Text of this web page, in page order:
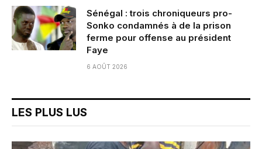
Sénégal : trois chroniqueurs pro-
Sonko condamnés à de la prison
ferme pour offense au président
Faye
6 AOÛT 2026
LES PLUS LUS